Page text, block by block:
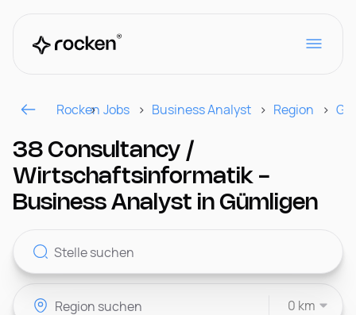
Für Arbeitgeber
Kontakt
Rocken Jobs Business Analyst Region
38 Consultancy /
Wirtschaftsinformatik -
Business Analyst in Gümligen
0 km